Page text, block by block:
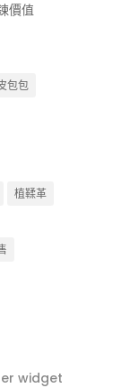
價值
包包
植鞣革
widget